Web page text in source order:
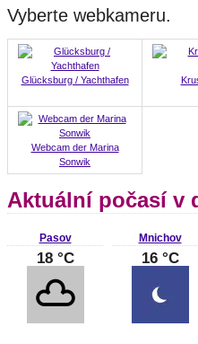
Vyberte webkameru.
Glücksburg / Yachthafen
Webcam der Marina
Sonwik
Aktuální počasí v
Pasov
18 °C
Mnichov
16 °C